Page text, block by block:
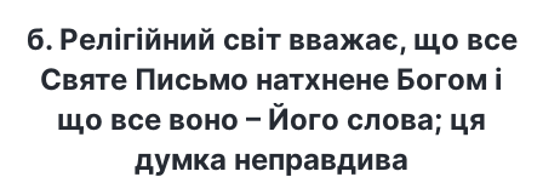
б. Релігійний світ вважає, що все
Святе Письмо натхнене Богом і
що все воно – Його слова; ця
думка неправдива